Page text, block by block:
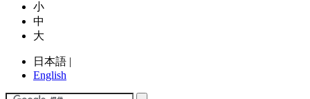
小
中
大
日本語 |
English